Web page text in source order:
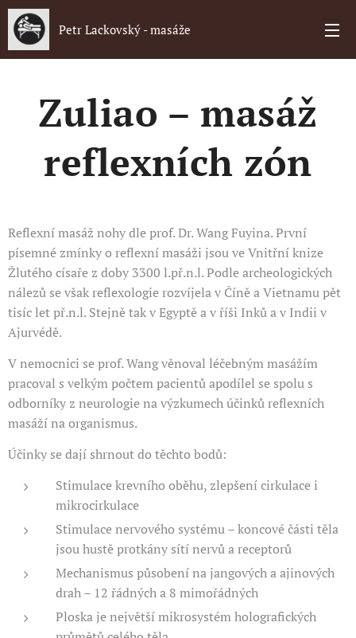
Petr Lackovský - masáže
Zuliao – masáž
reflexních zón
Reflexní masáž nohy dle prof. Dr. Wang Fuyina. První
písemné zmínky o reflexní masáži jsou ve Vnitřní knize
Žlutého císaře z doby 3300 l.př.n.l. Podle archeologických
nálezů se však reflexologie rozvíjela v Číně a Vietnamu pět
tisíc let př.n.l. Stejně tak v Egyptě a v říši Inků a v Indii v
Ajurvédě.
V nemocnici se prof. Wang věnoval léčebným masážím
pracoval s velkým počtem pacientů apodílel se spolu s
odborníky z neurologie na výzkumech účinků reflexních
masáží na organismus.
Účinky se dají shrnout do těchto bodů:
Stimulace krevního oběhu, zlepšení cirkulace i
mikrocirkulace
Stimulace nervového systému – koncové části těla
jsou hustě protkány sítí nervů a receptorů
Mechanismus působení na jangových a ajinových
drah – 12 řádných a 8 mimořádných
Ploska je největší mikrosystém holografických